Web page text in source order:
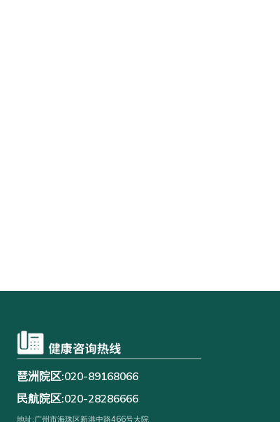
琶洲院区:020-89168066
民航院区:020-28286666
地址:广州市海珠区新港中路466号大院